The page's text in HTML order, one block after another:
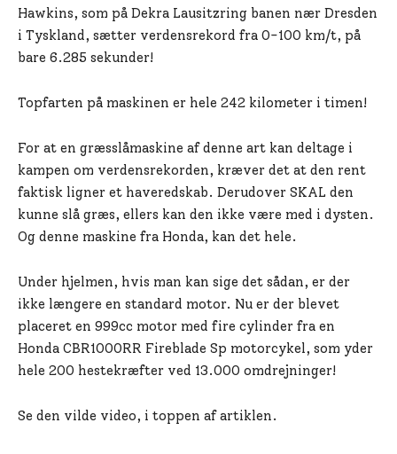
Hawkins, som på Dekra Lausitzring banen nær Dresden
i Tyskland, sætter verdensrekord fra 0-100 km/t, på
bare 6.285 sekunder!
Topfarten på maskinen er hele 242 kilometer i timen!
For at en græsslåmaskine af denne art kan deltage i
kampen om verdensrekorden, kræver det at den rent
faktisk ligner et haveredskab. Derudover SKAL den
kunne slå græs, ellers kan den ikke være med i dysten.
Og denne maskine fra Honda, kan det hele.
Under hjelmen, hvis man kan sige det sådan, er der
ikke længere en standard motor. Nu er der blevet
placeret en 999cc motor med fire cylinder fra en
Honda CBR1000RR Fireblade Sp motorcykel, som yder
hele 200 hestekræfter ved 13.000 omdrejninger!
Se den vilde video, i toppen af artiklen.